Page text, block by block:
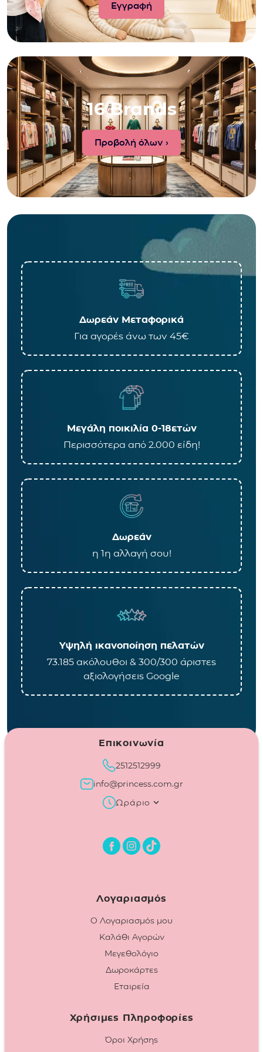
16 Brands
Προβολή όλων ›
Δωρεάν Μεταφορικά
Για αγορές άνω των 45€
Μεγάλη ποικιλία 0-18ετών
Περισσότερα από 2.000 είδη!
Δωρεάν
η 1η αλλαγή σου!
Υψηλή ικανοποίηση πελατών
73.185 ακόλουθοι & 300/300 άριστες
αξιολογήσεις Google
Επικοινωνία
2512512999
info@princess.com.gr
Ωράριο
Λογαριασμός
Ο Λογαριασμός μου
Καλάθι Αγορών
Μεγεθολόγιο
Δωροκάρτες
Εταιρεία
Χρήσιμες Πληροφορίες
Όροι Χρήσης